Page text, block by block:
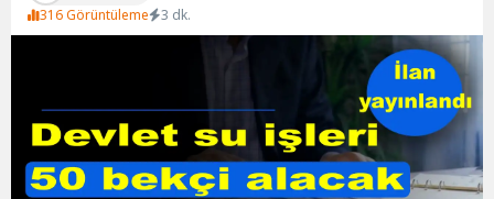
316 Görüntüleme
3 dk.